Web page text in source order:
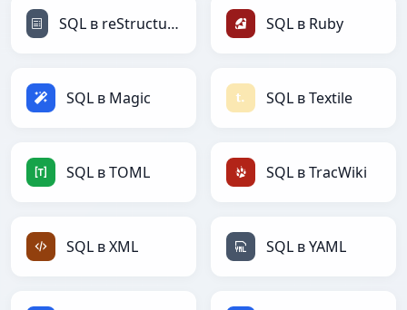
SQL в reStructuredText SQL в Ruby
SQL в Magic SQL в Textile
SQL в TOML SQL в TracWiki
SQL в XML SQL в YAML